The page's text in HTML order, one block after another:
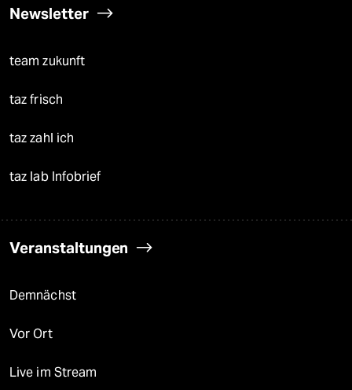
Newsletter
team zukunft
taz frisch
taz zahl ich
taz lab Infobrief
Veranstaltungen
Demnächst
Vor Ort
Live im Stream